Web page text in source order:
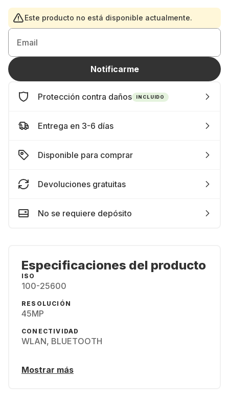
Este producto no está disponible actualmente.
Email
Notificarme
Protección contra daños INCLUIDO
Entrega en 3-6 días
Disponible para comprar
Devoluciones gratuitas
No se requiere depósito
Especificaciones del producto
ISO
100-25600
RESOLUCIÓN
45MP
CONECTIVIDAD
WLAN, BLUETOOTH
Mostrar más